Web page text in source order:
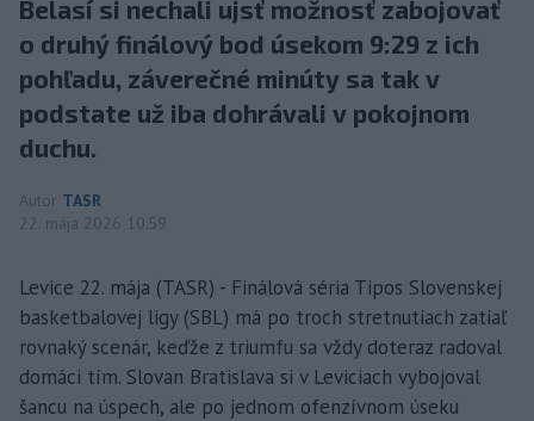
Belasí si nechali ujsť možnosť zabojovať
o druhý finálový bod úsekom 9:29 z ich
pohľadu, záverečné minúty sa tak v
podstate už iba dohrávali v pokojnom
duchu.
Autor TASR
22. mája 2026 10:59
Levice 22. mája (TASR) - Finálová séria Tipos Slovenskej
basketbalovej ligy (SBL) má po troch stretnutiach zatiaľ
rovnaký scenár, keďže z triumfu sa vždy doteraz radoval
domáci tím. Slovan Bratislava si v Leviciach vybojoval
šancu na úspech, ale po jednom ofenzívnom úseku